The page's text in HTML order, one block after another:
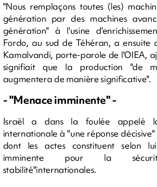
"Nous remplaçons toutes (les)
génération par des machines
génération" à l'usine
Fordo, au sud de Téhéran, a ensuite
Kamalvandi, porte-parole de l'OIEA,
signifiait que la production "de
augmentera de manière significative".
- "Menace imminente" -
Israël a dans la foulée appelé
internationale à "une réponse
dont les actes constituent selon
imminente pour la
stabilité"internationales.